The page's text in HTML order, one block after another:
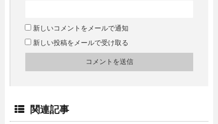
新しいコメントをメールで通知
新しい投稿をメールで受け取る
関連記事